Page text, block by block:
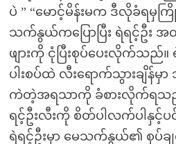
ပဲ ” “မောင့်မိန်းမက ဒီလိုခံရမှ
သက်နွယ်ကပြောပြီး ရဲရင့်ဦး
ဖျားကို ငုံပြီးစုပ်ပေးလိုက်သည်
ပါးစပ်ထဲ လီးရောက်သွားချိန်
ကဲတဲ့အရသာကို ခံစားလိုက်ရ
ရင့်ဦးလီးကို စိတ်ပါလက်ပါနှင့်
ရဲရင့်ဦးမှာ မေသက်နွယ်၏ စုပ်ခ